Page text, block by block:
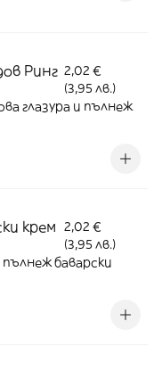
Ринг 2,02 €
(3,95 лв.)
глазура и пълнеж
крем 2,02 €
(3,95 лв.)
баварски